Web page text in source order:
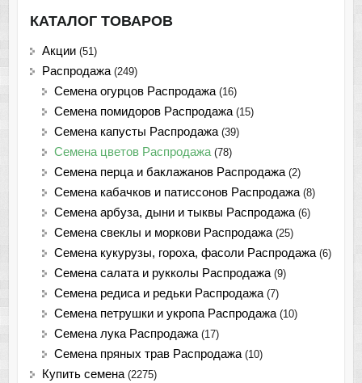
КАТАЛОГ ТОВАРОВ
Акции (51)
Распродажа (249)
Семена огурцов Распродажа (16)
Семена помидоров Распродажа (15)
Семена капусты Распродажа (39)
Семена цветов Распродажа (78)
Семена перца и баклажанов Распродажа (2)
Семена кабачков и патиссонов Распродажа (8)
Семена арбуза, дыни и тыквы Распродажа (6)
Семена свеклы и моркови Распродажа (25)
Семена кукурузы, гороха, фасоли Распродажа (6)
Семена салата и рукколы Распродажа (9)
Семена редиса и редьки Распродажа (7)
Семена петрушки и укропа Распродажа (10)
Семена лука Распродажа (17)
Семена пряных трав Распродажа (10)
Купить семена (2275)